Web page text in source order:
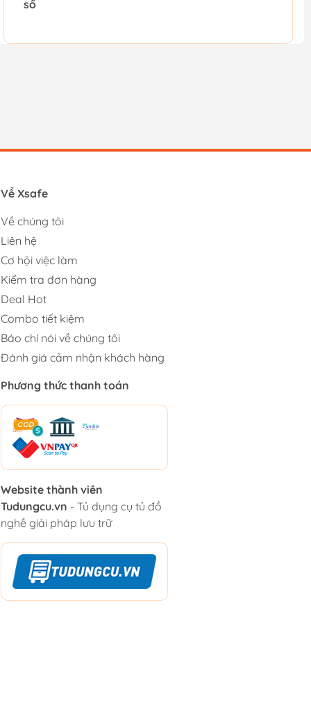
số
Về Xsafe
Về chúng tôi
Liên hệ
Cơ hội việc làm
Kiểm tra đơn hàng
Deal Hot
Combo tiết kiệm
Báo chí nói về chúng tôi
Đánh giá cảm nhận khách hàng
Phương thức thanh toán
Website thành viên
Tudungcu.vn - Tủ dụng cụ tủ đồ
nghề giải pháp lưu trữ